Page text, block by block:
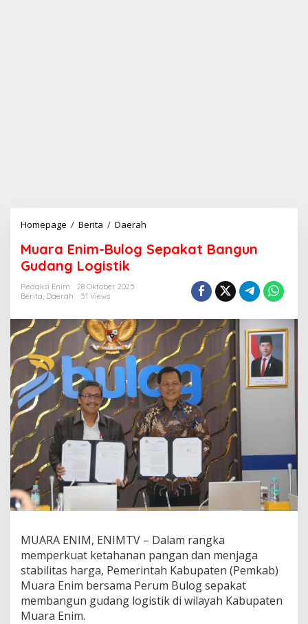
Homepage / Berita / Daerah
a
m
-
B
u
o
g
S
e
p
t
B
a
n
G
u
d
a
Muara Enim-Bulog Sepakat Bangun
Gudang Logistik
Redaksi Enim
28 Oktober 2025
Berita, Daerah 51 Views
MUARA ENIM, ENIMTV – Dalam rangka
memperkuat ketahanan pangan dan menjaga
stabilitas harga, Pemerintah Kabupaten (Pemkab)
Muara Enim bersama Perum Bulog sepakat
membangun gudang logistik di wilayah Kabupaten
Muara Enim.